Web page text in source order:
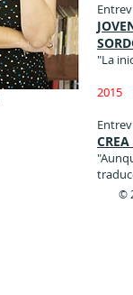
"La
2015
©